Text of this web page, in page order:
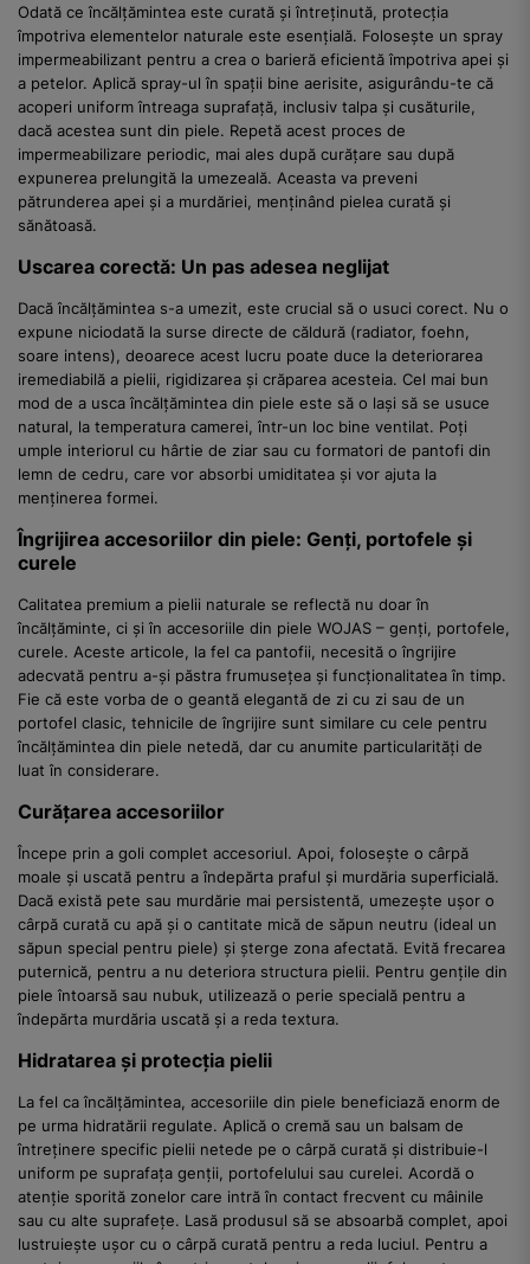
Odată ce încălțămintea este curată și întreținută, protecția
împotriva elementelor naturale este esențială. Folosește un spray
impermeabilizant pentru a crea o barieră eficientă împotriva apei și
a petelor. Aplică spray-ul în spații bine aerisite, asigurându-te că
acoperi uniform întreaga suprafață, inclusiv talpa și cusăturile,
dacă acestea sunt din piele. Repetă acest proces de
impermeabilizare periodic, mai ales după curățare sau după
expunerea prelungită la umezeală. Aceasta va preveni
pătrunderea apei și a murdăriei, menținând pielea curată și
sănătoasă.
Uscarea corectă: Un pas adesea neglijat
Dacă încălțămintea s-a umezit, este crucial să o usuci corect. Nu o
expune niciodată la surse directe de căldură (radiator, foehn,
soare intens), deoarece acest lucru poate duce la deteriorarea
iremediabilă a pielii, rigidizarea și crăparea acesteia. Cel mai bun
mod de a usca încălțămintea din piele este să o lași să se usuce
natural, la temperatura camerei, într-un loc bine ventilat. Poți
umple interiorul cu hârtie de ziar sau cu formatori de pantofi din
lemn de cedru, care vor absorbi umiditatea și vor ajuta la
menținerea formei.
Îngrijirea accesoriilor din piele: Genți, portofele și
curele
Calitatea premium a pielii naturale se reflectă nu doar în
încălțăminte, ci și în accesoriile din piele WOJAS – genți, portofele,
curele. Aceste articole, la fel ca pantofii, necesită o îngrijire
adecvată pentru a-și păstra frumusețea și funcționalitatea în timp.
Fie că este vorba de o geantă elegantă de zi cu zi sau de un
portofel clasic, tehnicile de îngrijire sunt similare cu cele pentru
încălțămintea din piele netedă, dar cu anumite particularități de
luat în considerare.
Curățarea accesoriilor
Începe prin a goli complet accesoriul. Apoi, folosește o cârpă
moale și uscată pentru a îndepărta praful și murdăria superficială.
Dacă există pete sau murdărie mai persistentă, umezește ușor o
cârpă curată cu apă și o cantitate mică de săpun neutru (ideal un
săpun special pentru piele) și șterge zona afectată. Evită frecarea
puternică, pentru a nu deteriora structura pielii. Pentru gențile din
piele întoarsă sau nubuk, utilizează o perie specială pentru a
îndepărta murdăria uscată și a reda textura.
Hidratarea și protecția pielii
La fel ca încălțămintea, accesoriile din piele beneficiază enorm de
pe urma hidratării regulate. Aplică o cremă sau un balsam de
întreținere specific pielii netede pe o cârpă curată și distribuie-l
uniform pe suprafața genții, portofelului sau curelei. Acordă o
atenție sporită zonelor care intră în contact frecvent cu mâinile
sau cu alte suprafețe. Lasă produsul să se absoarbă complet, apoi
lustruiește ușor cu o cârpă curată pentru a reda luciul. Pentru a